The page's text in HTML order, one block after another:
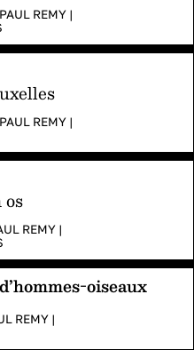
REMY |
REMY |
REMY |
oiseaux
REMY |